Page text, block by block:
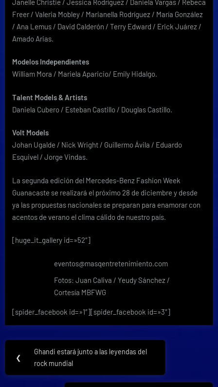
Janelle Christie / Jessica Rodríguez / Daniela Vargas / Rebeca
Freer / Valeria Mobley / Marianella Rodríguez / María González
/ Ana Lemus / David Calderón / Terry Edward / Erick Juárez /
Amado Arias.
Modelos Independientes
William Mora / Mariela Aparicio/ Emily Hidalgo.
Talent Models & Artists
Daniela Cubero / Esteban Castillo / Douglas Castillo.
Volt Models
Johan Ugalde / Nick Wright / Guillermo Ávila / Eduardo
Esquivel / Jorge Vindas.
La segunda edición del Mercedes-Benz Fashion Week
Guanacaste se realizará el próximo 28 de diciembre y desde
ya las propuestas nacionales se preparan para enamorar con
acentos de verano el clima cálido de nuestro país.
[huge_it_gallery id=»52″]
eventos@masqentretenimiento.com
Fotos: Juan Caliva / Yeudy Sánchez /
Cortesía MBFWG
[spider_facebook id=»1″][spider_facebook id=»3″]
Navegación
de
❮
Previous
Post:
Ghandi estará junto a las leyendas del
rock mundial